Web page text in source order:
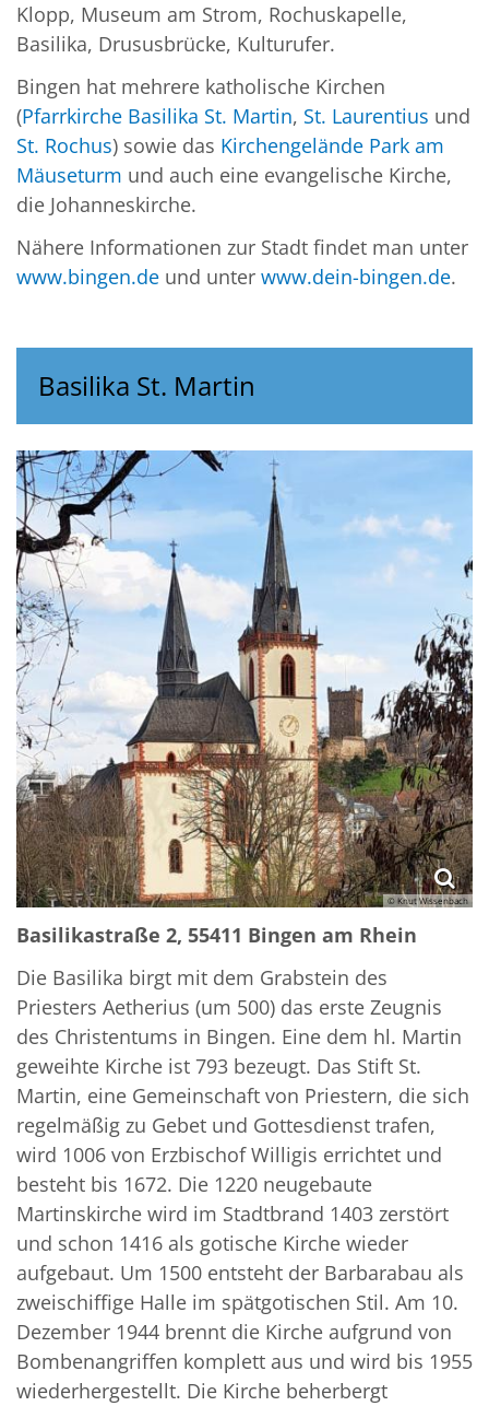
Klopp, Museum am Strom, Rochuskapelle,
Basilika, Drususbrücke, Kulturufer.
Bingen hat mehrere katholische Kirchen
(Pfarrkirche Basilika St. Martin, St. Laurentius und
St. Rochus) sowie das Kirchengelände Park am
Mäuseturm und auch eine evangelische Kirche,
die Johanneskirche.
Nähere Informationen zur Stadt findet man unter
www.bingen.de und unter www.dein-bingen.de.
Basilika St. Martin
© Knut Wissenbach
Basilikastraße 2, 55411 Bingen am Rhein
Die Basilika birgt mit dem Grabstein des
Priesters Aetherius (um 500) das erste Zeugnis
des Christentums in Bingen. Eine dem hl. Martin
geweihte Kirche ist 793 bezeugt. Das Stift St.
Martin, eine Gemeinschaft von Priestern, die sich
regelmäßig zu Gebet und Gottesdienst trafen,
wird 1006 von Erzbischof Willigis errichtet und
besteht bis 1672. Die 1220 neugebaute
Martinskirche wird im Stadtbrand 1403 zerstört
und schon 1416 als gotische Kirche wieder
aufgebaut. Um 1500 entsteht der Barbarabau als
zweischiffige Halle im spätgotischen Stil. Am 10.
Dezember 1944 brennt die Kirche aufgrund von
Bombenangriffen komplett aus und wird bis 1955
wiederhergestellt. Die Kirche beherbergt